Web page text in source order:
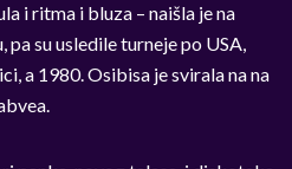
i ritma i bluza – naišla je na
su usledile turneje po USA,
a 1980. Osibisa je svirala na na